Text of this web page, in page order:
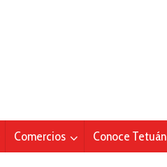
Comercios Conoce Tetuán